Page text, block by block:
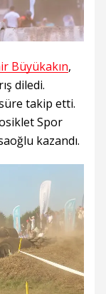
Büyükakın,
diledi.
takip etti.
Spor
kazandı.